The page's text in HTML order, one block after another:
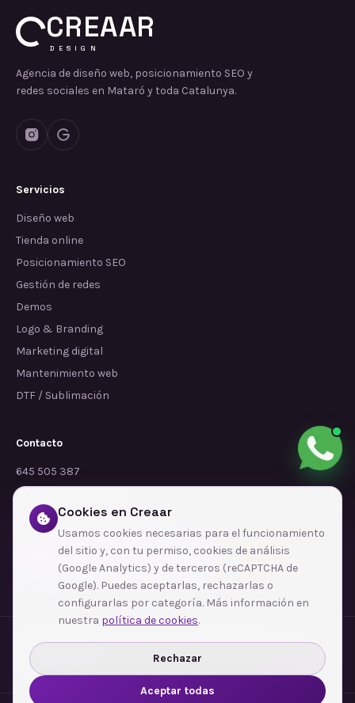
CREAAR
DESIGN
Agencia de diseño web, posicionamiento SEO y
redes sociales en Mataró y toda Catalunya.
Servicios
Diseño web
Tienda online
Posicionamiento SEO
Gestión de redes
Demos
Logo & Branding
Marketing digital
Mantenimiento web
DTF / Sublimación
Contacto
645 505 387
info@dependalium.com
Mataró (Barcelona)
Déjanos tu reseña en Google
Zonas de cobertura·Barcelona·L'Hospitalet de Llobregat·Terrassa·Badalona
Sabadell
Santa Coloma de Gramenet
Ver todas las zonas →
Cookies en Creaar
Usamos cookies necesarias para el funcionamiento
del sitio y, con tu permiso, cookies de análisis
(Google Analytics) y de terceros (reCAPTCHA de
Google). Puedes aceptarlas, rechazarlas o
configurarlas por categoría. Más información en
nuestra política de cookies.
Rechazar
Aceptar todas